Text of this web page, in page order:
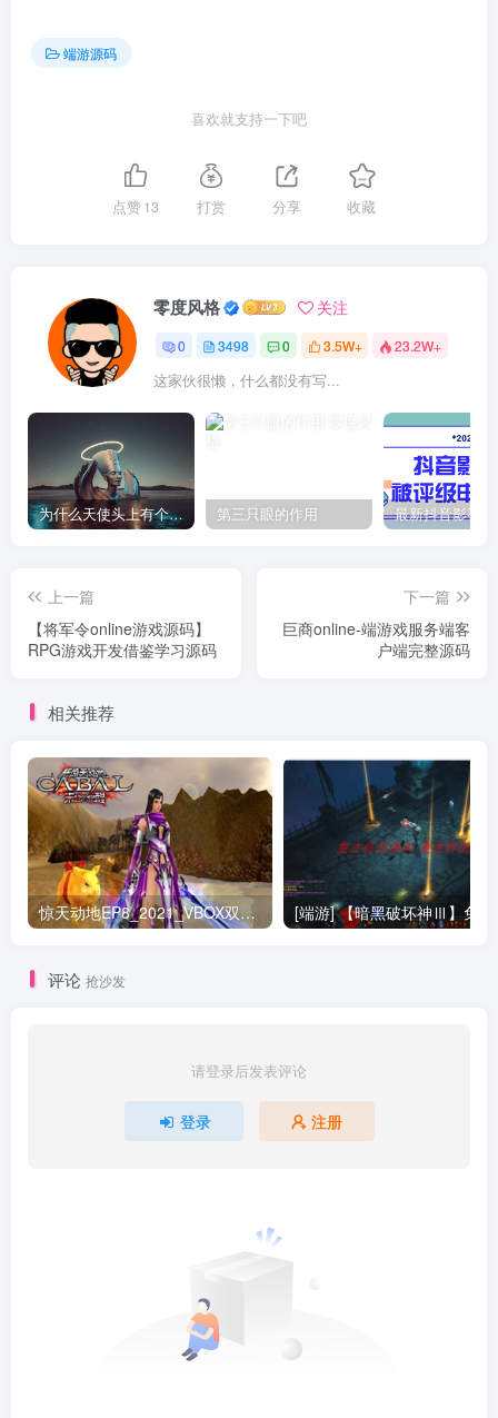
端游源码
喜欢就支持一下吧
点赞13 打赏 分享 收藏
零度风格 关注
0 3498 0 3.5W+ 23.2W+
这家伙很懒，什么都没有写...
为什么天使头上有个圈？ 第三只眼的作用
上一篇
【将军令online游戏源码】
RPG游戏开发借鉴学习源码
下一篇
巨商online-端游戏服务端客
户端完整源码
相关推荐
惊天动地EP8_2021_VBOX双虚拟机单机版 win10可玩
评论 抢沙发
请登录后发表评论
登录 注册